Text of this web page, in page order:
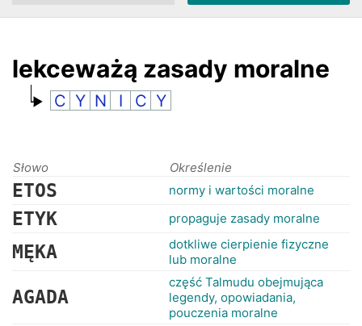
RANKINGI
lekceważą zasady moralne
C Y N I C Y
Słowo Określenie
ETOS normy i wartości moralne
ETYK propaguje zasady moralne
MĘKA
dotkliwe cierpienie fizyczne
lub moralne
AGADA
część Talmudu obejmująca
legendy, opowiadania,
pouczenia moralne